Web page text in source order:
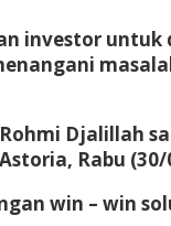
investor
Djalillah
Rabu (30/
win – win